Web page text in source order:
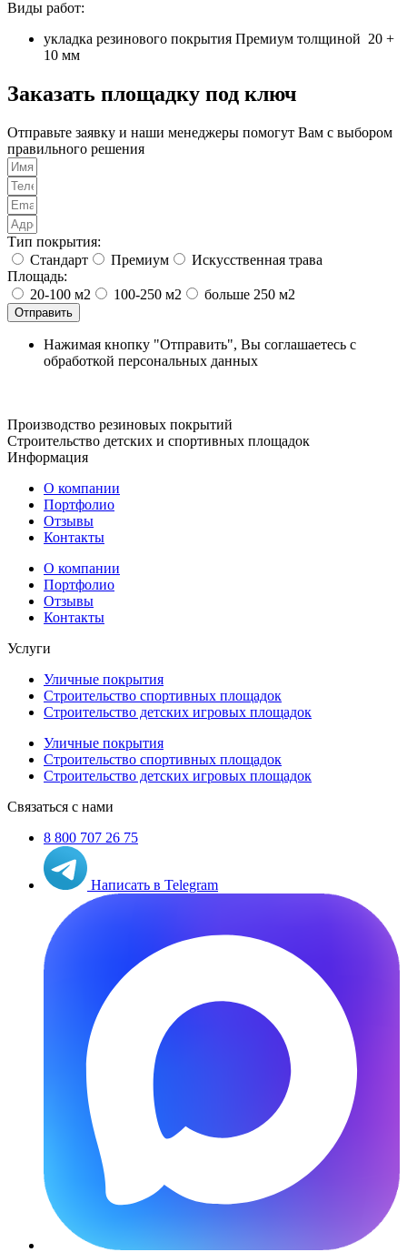
Виды работ:
укладка резинового покрытия Премиум толщиной 20 +
10 мм
Заказать площадку под ключ
Отправьте заявку и наши менеджеры помогут Вам с выбором
правильного решения
Тип покрытия:
Стандарт
Премиум
Искусственная трава
Площадь:
20-100 м2
100-250 м2 больше 250 м2
Отправить
Нажимая кнопку "Отправить", Вы соглашаетесь с
обработкой персональных данных
Производство резиновых покрытий
Строительство детских и спортивных площадок
Информация
О компании
Портфолио
Отзывы
Контакты
О компании
Портфолио
Отзывы
Контакты
Услуги
Уличные покрытия
Строительство спортивных площадок
Строительство детских игровых площадок
Уличные покрытия
Строительство спортивных площадок
Строительство детских игровых площадок
Связаться с нами
8 800 707 26 75
Написать в Telegram